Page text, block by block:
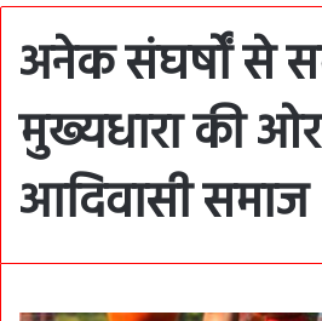
अनेक संघर्षों से
मुख्यधारा की
आदिवासी समाज